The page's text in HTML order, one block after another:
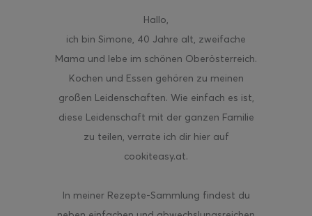
Hallo,
ich bin Simone, 40 Jahre alt, zweifache
Mama und lebe im schönen Oberösterreich.
Kochen und Essen gehören zu meinen
großen Leidenschaften. Wie einfach es ist,
diese Leidenschaft mit der ganzen Familie
zu teilen, verrate ich dir hier auf
cookiteasy.at.
In meiner Rezepte-Sammlung findest du